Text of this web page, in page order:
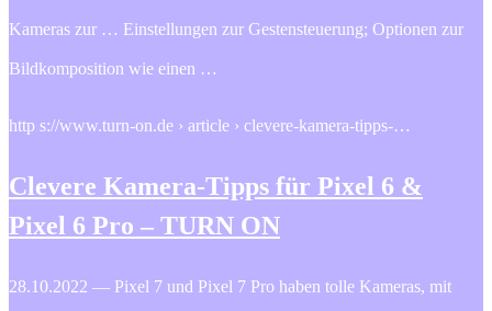
Kameras zur … Einstellungen zur Gestensteuerung; Optionen zur
Bildkomposition wie einen …
http s://www.turn-on.de › article › clevere-kamera-tipps-…
Clevere Kamera-Tipps für Pixel 6 &
Pixel 6 Pro – TURN ON
28.10.2022 — Pixel 7 und Pixel 7 Pro haben tolle Kameras, mit